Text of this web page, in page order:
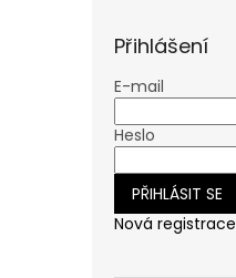
Přihlášení
E-mail
Heslo
PŘIHLÁSIT SE
Nová registrace